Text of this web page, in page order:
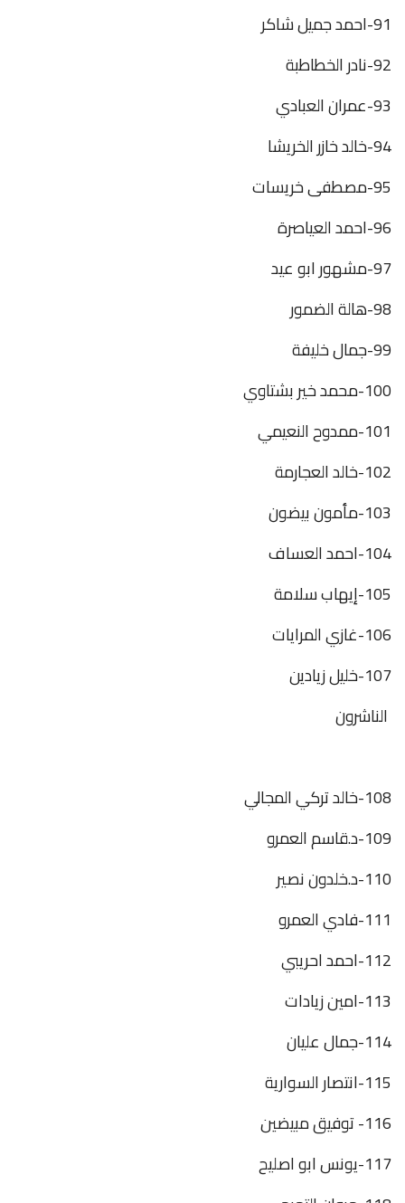
91-احمد جميل شاكر
92-نادر الخطاطبة
93-عمران العبادي
94-خالد خازر الخريشا
95-مصطفى خريسات
96-احمد العياصرة
97-مشهور ابو عيد
98-هالة الضمور
99-جمال خليفة
100-محمد خير بشتاوي
101-ممدوح النعيمي
102-خالد العجارمة
103-مأمون بيضون
104-احمد العساف
105-إيهاب سلامة
106-غازي المرايات
107-خليل زيادين
الناشرون
108-خالد تركي المجالي
109-د.قاسم العمرو
110-د.خلدون نصير
111-فادي العمرو
112-احمد احريبي
113-امين زيادات
114-جمال عليان
115-انتصار السوارية
116- توفيق مبيضين
117-يونس ابو اصليح